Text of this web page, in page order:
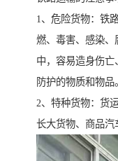
1、危险货物：铁
燃、毒害、感染、
中，容易造身伤亡
防护的物质和物品。
2、特种货物：货
长大货物、商品汽